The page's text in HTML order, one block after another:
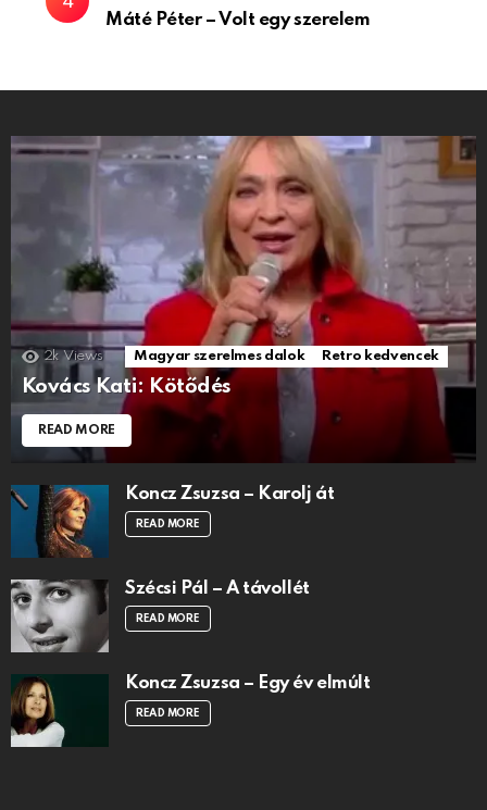
Máté Péter – Volt egy szerelem
2k Views Magyar szerelmes dalok Retro kedvencek
Kovács Kati: Kötődés
READ MORE
Koncz Zsuzsa – Karolj át
READ MORE
Szécsi Pál – A távollét
READ MORE
Koncz Zsuzsa – Egy év elmúlt
READ MORE